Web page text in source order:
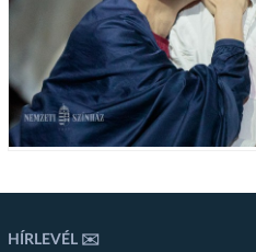
HÍRLEVÉL ✉️